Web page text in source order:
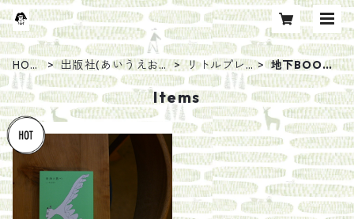
HOM
E
出版社(あいうえお
順)
リトルプレ
ス
地下BOOK
S
Items